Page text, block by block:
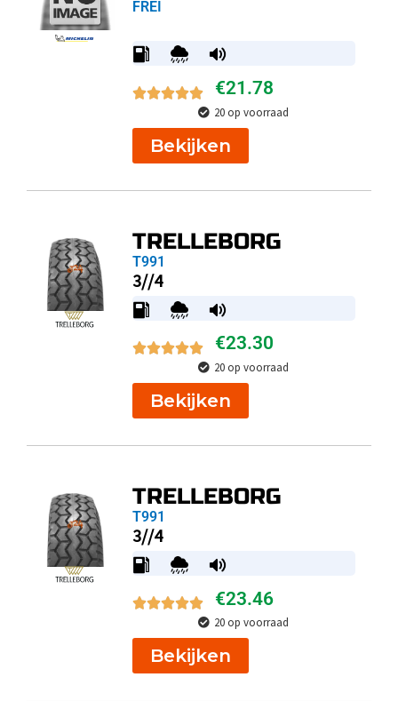
FREI
€21.78
20 op voorraad
Bekijken
TRELLEBORG
T991
3//4
€23.30
20 op voorraad
Bekijken
TRELLEBORG
T991
3//4
€23.46
20 op voorraad
Bekijken